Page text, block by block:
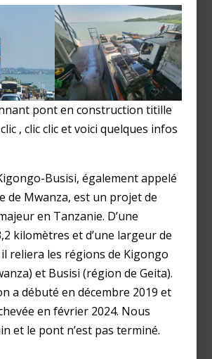
pont en construction titille
, clic clic et voici quelques infos
Busisi, également appelé
de Mwanza, est un projet de
en Tanzanie. D’une
kilomètres et d’une largeur de
reliera les régions de Kigongo
et Busisi (région de Geita).
a débuté en décembre 2019 et
en février 2024​. Nous
et le pont n’est pas terminé.